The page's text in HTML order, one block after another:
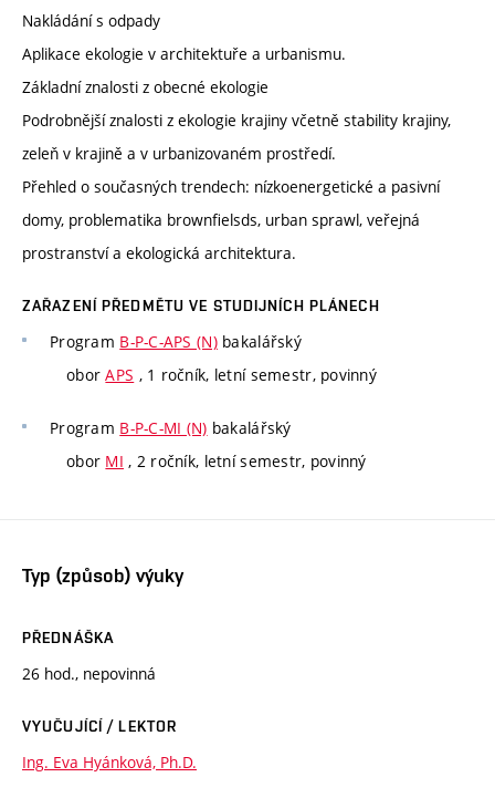
Nakládání s odpady
Aplikace ekologie v architektuře a urbanismu.
Základní znalosti z obecné ekologie
Podrobnější znalosti z ekologie krajiny včetně stability krajiny,
zeleň v krajině a v urbanizovaném prostředí.
Přehled o současných trendech: nízkoenergetické a pasivní
domy, problematika brownfielsds, urban sprawl, veřejná
prostranství a ekologická architektura.
ZAŘAZENÍ PŘEDMĚTU VE STUDIJNÍCH PLÁNECH
Program B-P-C-APS (N)bakalářský
oborAPS , 1 ročník, letní semestr, povinný
Program B-P-C-MI (N) bakalářský
obor MI , 2 ročník, letní semestr, povinný
Typ (způsob) výuky
PŘEDNÁŠKA
26 hod., nepovinná
VYUČUJÍCÍ / LEKTOR
Ing. Eva Hyánková, Ph.D.